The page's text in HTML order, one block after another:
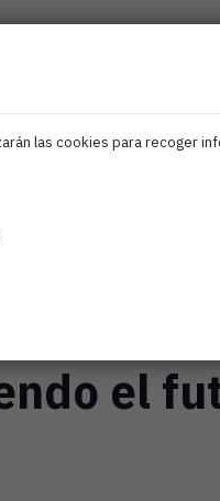
el
las cookies para recoger